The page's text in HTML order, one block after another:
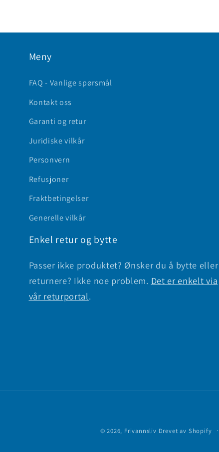
Meny
FAQ - Vanlige spørsmål
Kontakt oss
Garanti og retur
Juridiske vilkår
Personvern
Refusjoner
Fraktbetingelser
Generelle vilkår
Enkel retur og bytte
Passer ikke produktet? Ønsker du å bytte eller
returnere? Ikke noe problem. Det er enkelt via
vår returportal.
© 2026, Frivannsliv Drevet av Shopify